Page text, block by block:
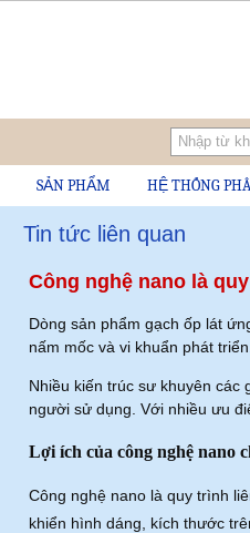
SẢN PHẨM HỆ THỐNG
Tin tức liên quan
Công nghệ nano là
Dòng sản phẩm gạch ốp lát
nấm mốc và vi khuẩn phát triển.
Nhiều kiến trúc sư khuyên các
người sử dụng. Với nhiều ưu
Lợi ích của công nghệ nano
Công nghệ nano là quy trình
khiển hình dáng, kích thước